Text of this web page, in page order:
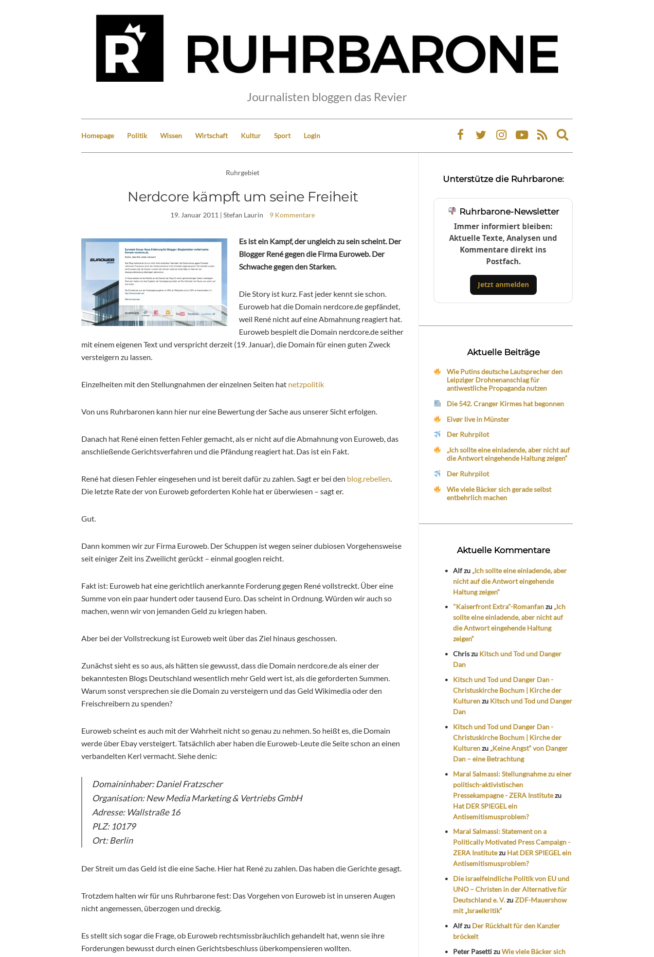
Journalisten bloggen das Revier
Homepage Politik Wissen Wirtschaft Kultur Sport Login
Expand
search
Ruhrgebiet
Nerdcore kämpft um seine Freiheit
19. Januar 2011 | Stefan Laurin 9 Kommentare
Es ist ein Kampf, der ungleich zu sein scheint. Der
Blogger René gegen die Firma Euroweb. Der
Schwache gegen den Starken.
Die Story ist kurz. Fast jeder kennt sie schon.
Euroweb hat die Domain nerdcore.de gepfändet,
weil René nicht auf eine Abmahnung reagiert hat.
Euroweb bespielt die Domain nerdcore.de seither
mit einem eigenen Text und verspricht derzeit (19. Januar), die Domain für einen guten Zweck
versteigern zu lassen.
Einzelheiten mit den Stellungnahmen der einzelnen Seiten hat netzpolitik
Von uns Ruhrbaronen kann hier nur eine Bewertung der Sache aus unserer Sicht erfolgen.
Danach hat René einen fetten Fehler gemacht, als er nicht auf die Abmahnung von Euroweb, das
anschließende Gerichtsverfahren und die Pfändung reagiert hat. Das ist ein Fakt.
René hat diesen Fehler eingesehen und ist bereit dafür zu zahlen. Sagt er bei den blog.rebellen
Die letzte Rate der von Euroweb geforderten Kohle hat er überwiesen – sagt er.
Gut.
Dann kommen wir zur Firma Euroweb. Der Schuppen ist wegen seiner dubiosen Vorgehensweise
seit einiger Zeit ins Zweilicht gerückt – einmal googlen reicht.
Fakt ist: Euroweb hat eine gerichtlich anerkannte Forderung gegen René vollstreckt. Über eine
Summe von ein paar hundert oder tausend Euro. Das scheint in Ordnung. Würden wir auch so
machen, wenn wir von jemanden Geld zu kriegen haben.
Aber bei der Vollstreckung ist Euroweb weit über das Ziel hinaus geschossen.
Zunächst sieht es so aus, als hätten sie gewusst, dass die Domain nerdcore.de als einer der
bekanntesten Blogs Deutschland wesentlich mehr Geld wert ist, als die geforderten Summen.
Warum sonst versprechen sie die Domain zu versteigern und das Geld Wikimedia oder den
Freischreibern zu spenden?
Euroweb scheint es auch mit der Wahrheit nicht so genau zu nehmen. So heißt es, die Domain
werde über Ebay versteigert. Tatsächlich aber haben die Euroweb-Leute die Seite schon an einen
verbandelten Kerl vermacht. Siehe denic:
Domaininhaber: Daniel Fratzscher
Organisation: New Media Marketing & Vertriebs GmbH
Adresse: Wallstraße 16
PLZ: 10179
Ort: Berlin
Der Streit um das Geld ist die eine Sache. Hier hat René zu zahlen. Das haben die Gerichte gesagt.
Trotzdem halten wir für uns Ruhrbarone fest: Das Vorgehen von Euroweb ist in unseren Augen
nicht angemessen, überzogen und dreckig.
Es stellt sich sogar die Frage, ob Euroweb rechtsmissbräuchlich gehandelt hat, wenn sie ihre
Forderungen bewusst durch einen Gerichtsbeschluss überkompensieren wollten.
Unterstütze die Ruhrbarone:
Ruhrbarone-Newsletter
Immer informiert bleiben:
Aktuelle Texte, Analysen und
Kommentare direkt ins
Postfach.
Jetzt anmelden
Aktuelle Beiträge
Wie Putins deutsche Lautsprecher den
Leipziger Drohnenanschlag für
antiwestliche Propaganda nutzen
Die 542. Cranger Kirmes hat begonnen
Eivør live in Münster
Der Ruhrpilot
„Ich sollte eine einladende, aber nicht auf
die Antwort eingehende Haltung zeigen“
Der Ruhrpilot
Wie viele Bäcker sich gerade selbst
entbehrlich machen
Aktuelle Kommentare
Alfzu „Ich sollte eine einladende, aber
nicht auf die Antwort eingehende
Haltung zeigen“
"Kaiserfront Extra"-Romanfanzu „Ich
sollte eine einladende, aber nicht auf
die Antwort eingehende Haltung
zeigen“
Chriszu Kitsch und Tod und Danger
Dan
Kitsch und Tod und Danger Dan -
Christuskirche Bochum | Kirche der
Kulturenzu Kitsch und Tod und Danger
Dan
Kitsch und Tod und Danger Dan -
Christuskirche Bochum | Kirche der
Kulturenzu „Keine Angst“ von Danger
Dan – eine Betrachtung
Maral Salmassi: Stellungnahme zu einer
politisch-aktivistischen
Pressekampagne - ZERA Institutezu
Hat DER SPIEGEL ein
Antisemitismusproblem?
Maral Salmassi: Statement on a
Politically Motivated Press Campaign -
ZERA Institutezu Hat DER SPIEGEL ein
Antisemitismusproblem?
Die israelfeindliche Politik von EU und
UNO – Christen in der Alternative für
Deutschland e. V.zuZDF-Mauershow
mit „Israelkritik“
Alfzu Der Rückhalt für den Kanzler
bröckelt
Peter PasettizuWie viele Bäcker sich